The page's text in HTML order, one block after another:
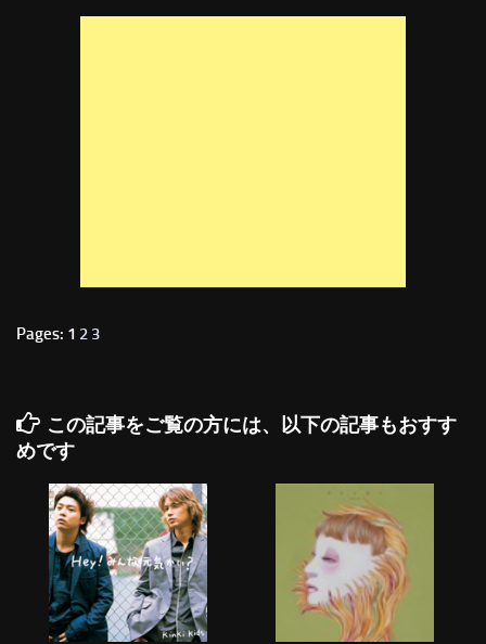
Pages: 1 2 3
この記事をご覧の方には、以下の記事もおすす
めです